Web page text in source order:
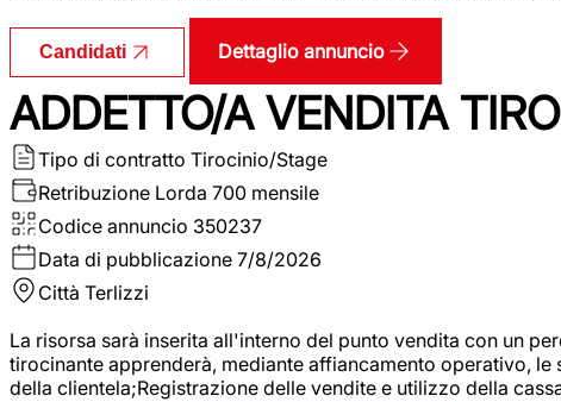
Candidati Dettaglio annuncio
ADDETTO/A VENDITA
Tipo di contratto Tirocinio/Stage
Retribuzione Lorda 700 mensile
Codice annuncio 350237
Data di pubblicazione 7/8/2026
Città Terlizzi
La risorsa sarà inserita all'interno del punto vendita con un
tirocinante apprenderà, mediante affiancamento operativo,
della clientela;Registrazione delle vendite e utilizzo della